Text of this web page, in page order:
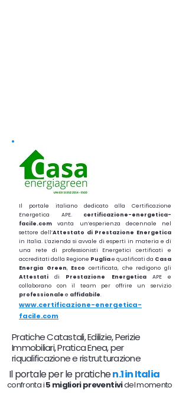
Il portale italiano dedicato alla Certificazione
Energetica APE. certificazione-energetica-
facile.com vanta un’esperienza decennale nel
settore dell’Attestato di Prestazione Energetica
in Italia. L’azienda si avvale di esperti in materia e di
una rete di professionisti Energetici certificati e
accreditati dalla Regione Pugliae qualificati da Casa
Energia Green, Escocertificata, che redigono gli
Attestatidi Prestazione EnergeticaAPE e
collaborano con il team per offrire un servizio
professionale e affidabile.
www.certificazione-energetica-
facile.com
Pratiche Catastali, Edilizie, Perizie
Immobiliari, Pratica Enea, per
riqualificazione e ristrutturazione
Il portale per le pratichen.1 in Italia
confronta i5 migliori preventividel momento